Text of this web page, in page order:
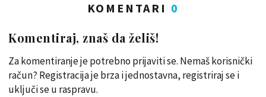
KOMENTARI 0
Komentiraj, znaš da želiš!
Za komentiranje je potrebno prijaviti se. Nemaš korisnički
račun? Registracija je brza i jednostavna, registriraj se i
uključi se u raspravu.